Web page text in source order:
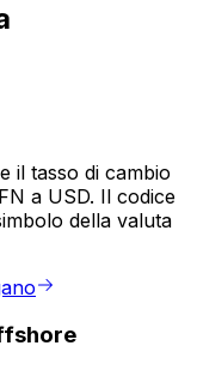
il tasso di cambio
a USD. Il codice
della valuta